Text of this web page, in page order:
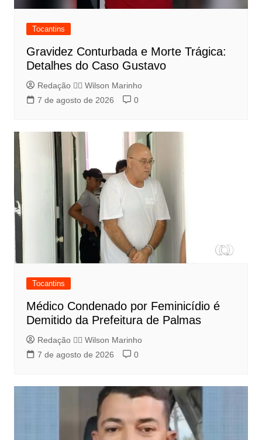
Tocantins
Gravidez Conturbada e Morte Trágica:
Detalhes do Caso Gustavo
Redação 👨‍⚖️​ Wilson Marinho
7 de agosto de 2026
0
Tocantins
Médico Condenado por Feminicídio é
Demitido da Prefeitura de Palmas
Redação 👨‍⚖️​ Wilson Marinho
7 de agosto de 2026
0